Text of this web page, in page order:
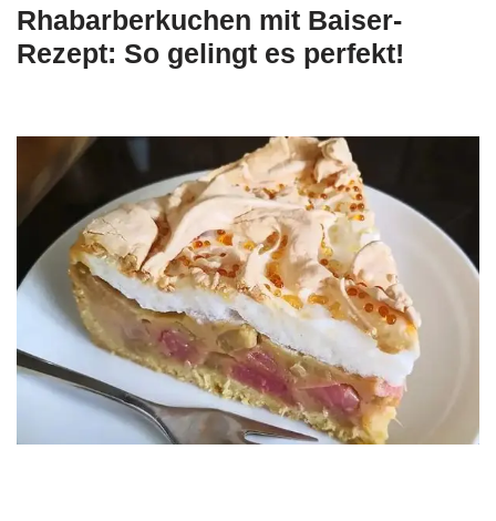
Rhabarberkuchen mit Baiser-
Rezept: So gelingt es perfekt!